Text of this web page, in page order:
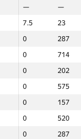
—
—
7.5
23
0
287
0
714
0
202
0
575
0
157
0
520
0
287
—
—
7.5
23
0
287
0
714
0
202
0
575
0
157
0
520
0
287